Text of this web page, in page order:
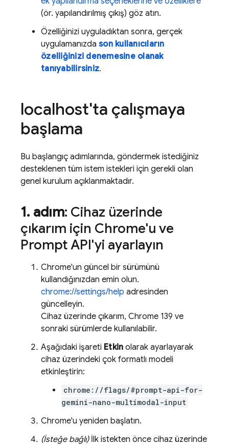
(ör. yapılandırılmış çıkış) göz atın.
Özelliğinizi uyguladıktan sonra, gerçek
uygulamanızda son kullanıcıların
özelliğinizi denemesine olanak
tanıyabilirsiniz.
localhost'ta çalışmaya
başlama
Bu başlangıç adımlarında, göndermek istediğiniz
desteklenen tüm istem istekleri için gerekli olan
genel kurulum açıklanmaktadır.
1. adım: Cihaz üzerinde
çıkarım için Chrome'u ve
Prompt API'yi ayarlayın
Chrome'un güncel bir sürümünü
kullandığınızdan emin olun.
chrome://settings/help adresinden
güncelleyin.
Cihaz üzerinde çıkarım, Chrome 139 ve
sonraki sürümlerde kullanılabilir.
Aşağıdaki işareti Etkin olarak ayarlayarak
cihaz üzerindeki çok formatlı modeli
etkinleştirin:
chrome://flags/#prompt-api-for-
gemini-nano-multimodal-input
Chrome'u yeniden başlatın.
(İsteğe bağlı)İlk istekten önce cihaz üzerinde